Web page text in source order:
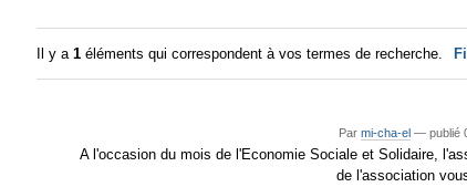
Il y a1 éléments qui correspondent à vos termes de recherche.
Parmi-cha-el —publié
A l'occasion du mois de l'Economie Sociale et Solidaire,
de l'association